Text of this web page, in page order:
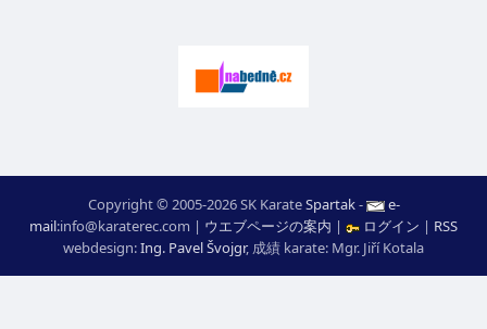
Copyright © 2005-2026 SK KarateSpartak-
e-
mail:moc.ceretarak@ofni | ウエブページの案内 | ログイン | RSS
webdesign:Ing. Pavel Švojgr, 成績 karate: Mgr. Jiří Kotala